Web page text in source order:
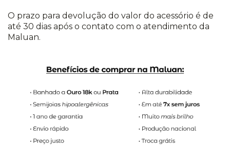
O prazo para devolução do valor do acessório é de
até 30 dias após o contato com o atendimento da
Maluan.